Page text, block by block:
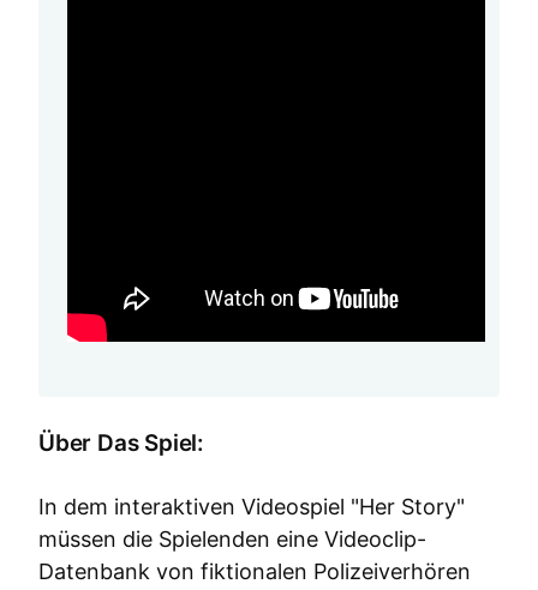
Über Das Spiel:
In dem interaktiven Videospiel "Her Story"
müssen die Spielenden eine Videoclip-
Datenbank von fiktionalen Polizeiverhören